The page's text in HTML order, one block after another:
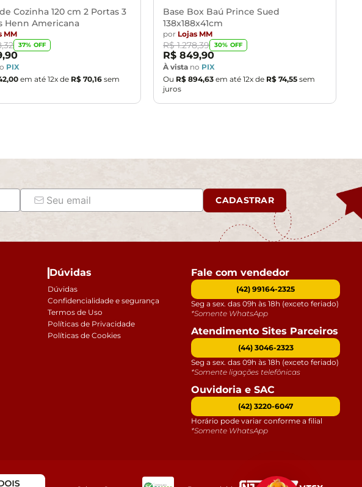
Cozinha 120 cm 2 Portas 3
Henn Americana
MM
,32 37% OFF
,90
PIX
,00 em até 12x de R$ 70,16 sem
Base Box Baú Prince Sued
138x188x41cm
por Lojas MM
R$ 1.278,39 30% OFF
R$ 849,90
À vista no PIX
Ou R$ 894,63 em até 12x de R$ 74,55 sem
juros
CADASTRAR
Dúvidas
Dúvidas
Confidencialidade e segurança
Termos de Uso
Políticas de Privacidade
Políticas de Cookies
Fale com vendedor
(42) 99164-2325
Seg a sex. das 09h às 18h (exceto feriado)
*Somente WhatsApp
Atendimento Sites Parceiros
(44) 3046-2323
Seg a sex. das 09h às 18h (exceto feriado)
*Somente ligações telefônicas
Ouvidoria e SAC
(42) 3220-6047
Horário pode variar conforme a filial
*Somente WhatsApp